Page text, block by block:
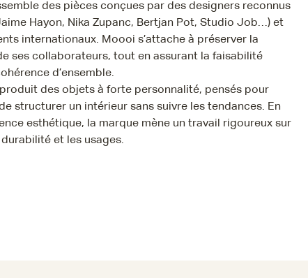
des pièces conçues par des designers reconnus
Hayon, Nika Zupanc, Bertjan Pot, Studio Job…) et
internationaux. Moooi s’attache à préserver la
ses collaborateurs, tout en assurant la faisabilité
d’ensemble.
des objets à forte personnalité, pensés pour
structurer un intérieur sans suivre les tendances. En
esthétique, la marque mène un travail rigoureux sur
durabilité et les usages.